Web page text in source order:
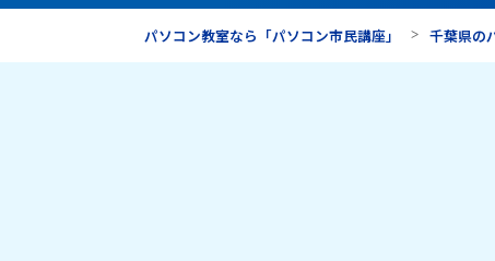
パソコン教室なら「パソコン市民講座」 千葉県の